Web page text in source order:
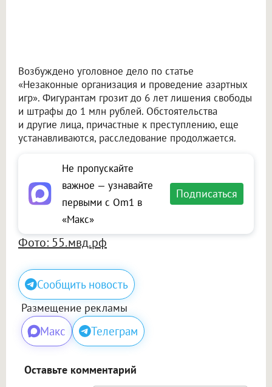
Возбуждено уголовное дело по статье
«Незаконные организация и проведение азартных
игр». Фигурантам грозит до 6 лет лишения свободы
и штрафы до 1 млн рублей. Обстоятельства
и другие лица, причастные к преступлению, еще
устанавливаются, расследование продолжается.
Не пропускайте
важное — узнавайте
первыми с Om1 в
«Макс»
Подписаться
Фото: 55.мвд.рф
Сообщить новость
Размещение рекламы
Макс Телеграм
Оставьте комментарий